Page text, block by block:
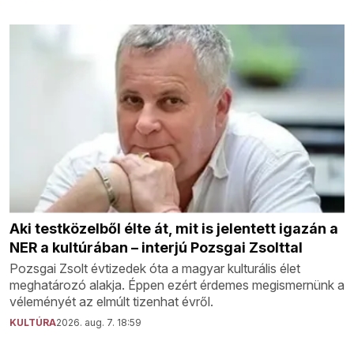
Aki testközelből élte át, mit is jelentett igazán a
NER a kultúrában – interjú Pozsgai Zsolttal
Pozsgai Zsolt évtizedek óta a magyar kulturális élet
meghatározó alakja. Éppen ezért érdemes megismernünk a
véleményét az elmúlt tizenhat évről.
KULTÚRA2026. aug. 7. 18:59